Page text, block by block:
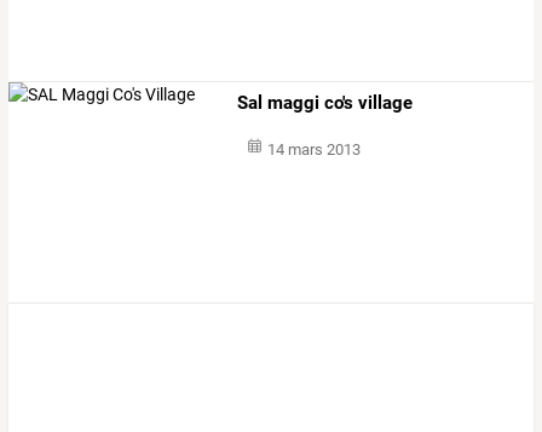
Sal maggi co's village
14 mars 2013